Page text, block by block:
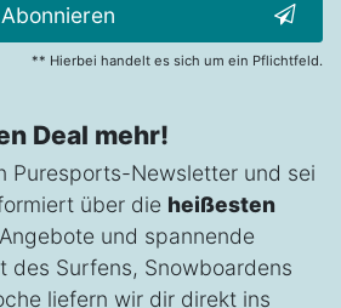
Abonnieren
** Hierbei handelt es sich um ein Pflichtfeld.
Deal mehr!
Puresports-Newsletter und sei
über die heißesten
und spannende
des Surfens, Snowboardens
liefern wir dir direkt ins